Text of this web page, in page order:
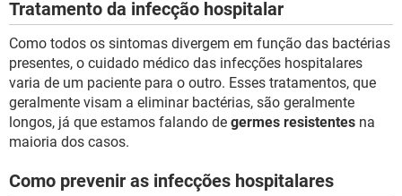
Tratamento da infecção hospitalar
Como todos os sintomas divergem em função das bactérias
presentes, o cuidado médico das infecções hospitalares
varia de um paciente para o outro. Esses tratamentos, que
geralmente visam a eliminar bactérias, são geralmente
longos, já que estamos falando de germes resistentes na
maioria dos casos.
Como prevenir as infecções hospitalares